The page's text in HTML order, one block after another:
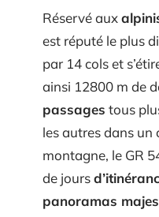
Réservé aux
est réputé le plus
par 14 cols et
ainsi 12800 m de
passages tous
les autres dans un
montagne, le GR
de jours
panoramas